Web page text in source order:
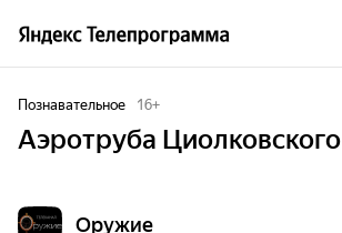
Познавательное 16+
Аэротруба Циолковского
Оружие